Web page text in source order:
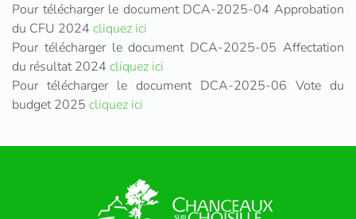
Pour télécharger le document DCA-2025-04 Approbation
du CFU 2024 cliquez ici
Pour télécharger le document DCA-2025-05 Affectation
du résultat 2024 cliquez ici
Pour télécharger le document DCA-2025-06 Vote du
budget 2025 cliquez ici